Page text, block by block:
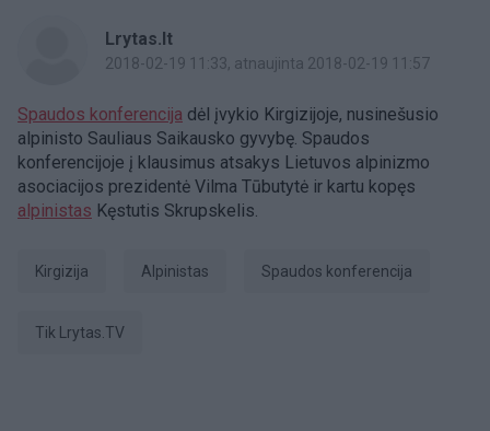
Lrytas.lt
2018-02-19 11:33, atnaujinta 2018-02-19 11:57
Spaudos konferencija dėl įvykio Kirgizijoje, nusinešusio
alpinisto Sauliaus Saikausko gyvybę. Spaudos
konferencijoje į klausimus atsakys Lietuvos alpinizmo
asociacijos prezidentė Vilma Tūbutytė ir kartu kopęs
alpinistas Kęstutis Skrupskelis.
Kirgizija alpinistas spaudos konferencija
tik Lrytas.TV